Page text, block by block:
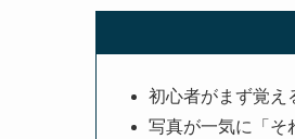
初心者がまず覚え
写真が一気に「そ